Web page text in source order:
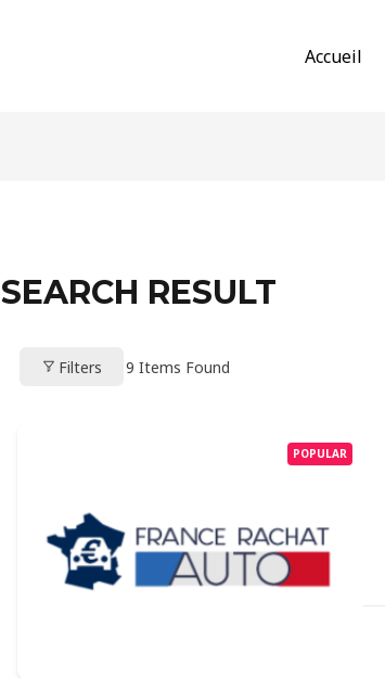
Accueil
SEARCH RESULT
Filters 9 Items Found
POPULAR